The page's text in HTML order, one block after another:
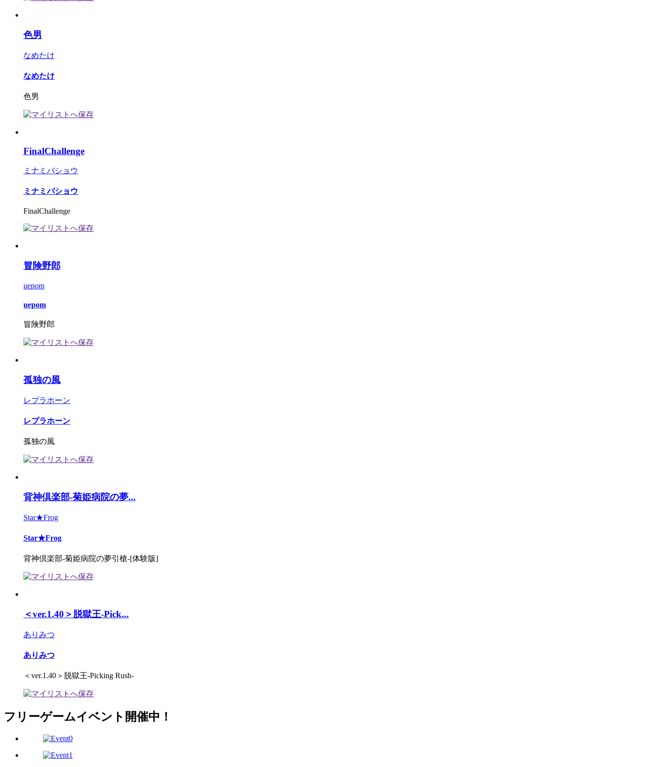
色男
なめたけ
なめたけ
色男
FinalChallenge
ミナミバショウ
ミナミバショウ
FinalChallenge
冒険野郎
uepom
uepom
冒険野郎
孤独の風
レプラホーン
レプラホーン
孤独の風
背神倶楽部-菊姫病院の夢...
Star★Frog
Star★Frog
背神倶楽部-菊姫病院の夢引槍-[体験版]
＜ver.1.40＞脱獄王-Pick...
ありみつ
ありみつ
＜ver.1.40＞脱獄王-Picking Rush-
フリーゲームイベント開催中！